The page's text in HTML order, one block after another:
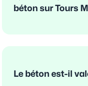
béton sur Tours
Le béton est-il